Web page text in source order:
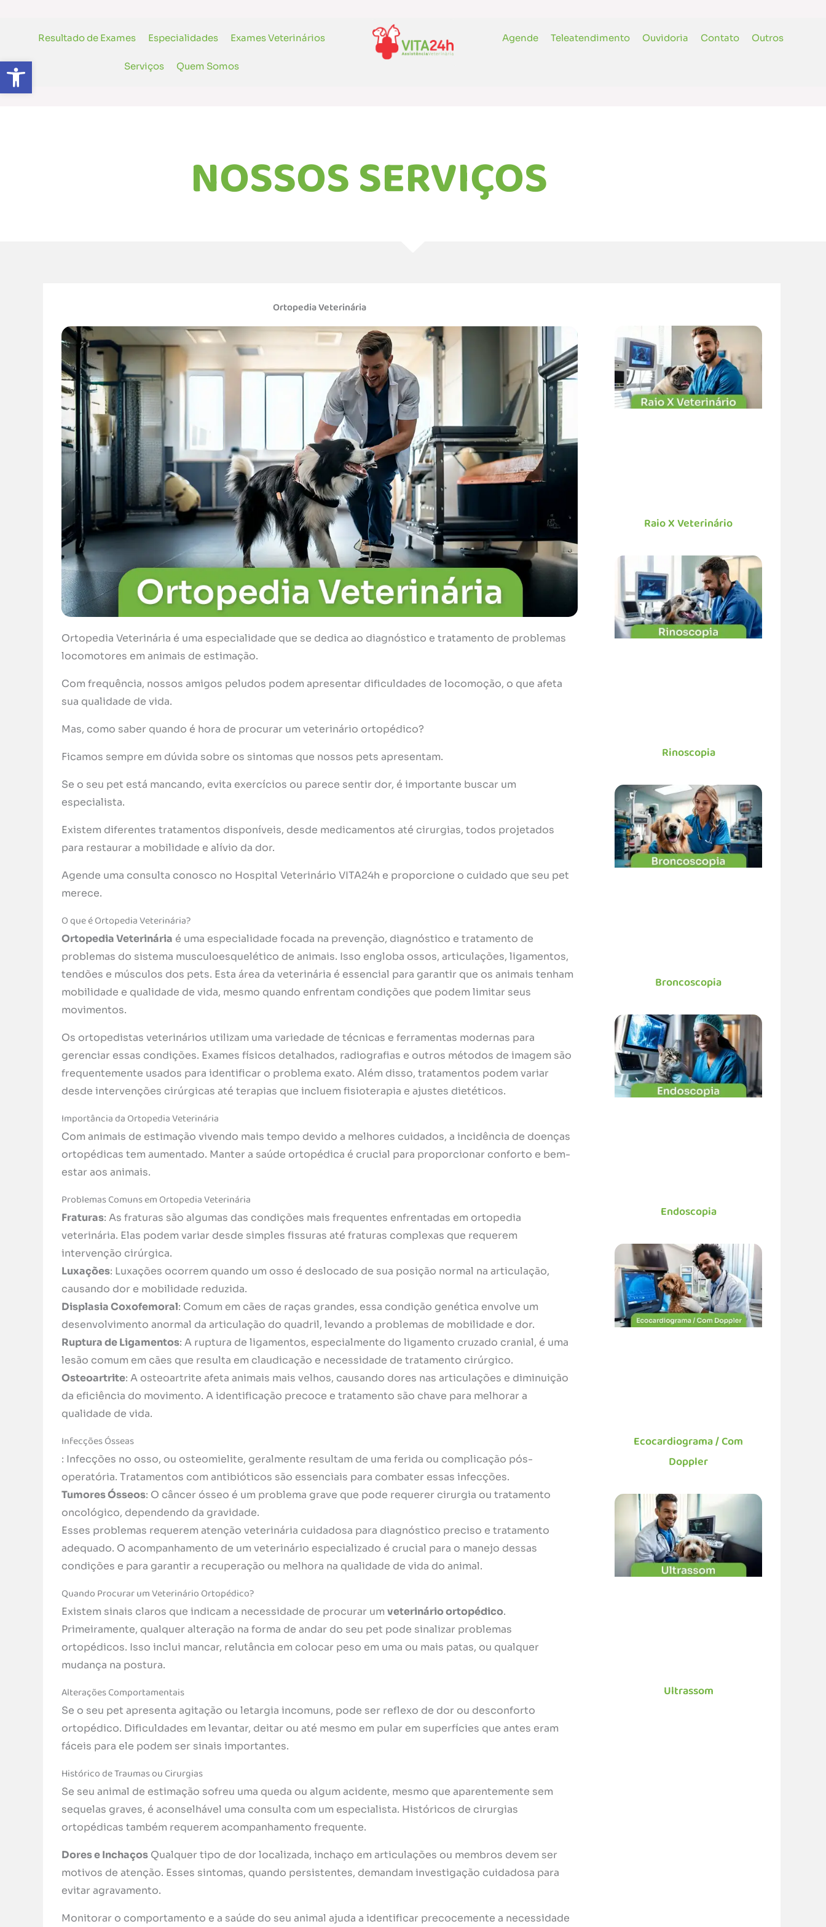
Resultado de Exames Especialidades Exames Veterinários
Serviços Quem Somos
Agende Teleatendimento Ouvidoria Contato Outros
NOSSOS SERVIÇOS
Ortopedia Veterinária
Ortopedia Veterinária é uma especialidade que se dedica ao diagnóstico e tratamento de problemas
locomotores em animais de estimação.
Com frequência, nossos amigos peludos podem apresentar dificuldades de locomoção, o que afeta
sua qualidade de vida.
Mas, como saber quando é hora de procurar um veterinário ortopédico?
Ficamos sempre em dúvida sobre os sintomas que nossos pets apresentam.
Se o seu pet está mancando, evita exercícios ou parece sentir dor, é importante buscar um
especialista.
Existem diferentes tratamentos disponíveis, desde medicamentos até cirurgias, todos projetados
para restaurar a mobilidade e alívio da dor.
Agende uma consulta conosco no Hospital Veterinário VITA24h e proporcione o cuidado que seu pet
merece.
O que é Ortopedia Veterinária?
Ortopedia Veterinária é uma especialidade focada na prevenção, diagnóstico e tratamento de
problemas do sistema musculoesquelético de animais. Isso engloba ossos, articulações, ligamentos,
tendões e músculos dos pets. Esta área da veterinária é essencial para garantir que os animais tenham
mobilidade e qualidade de vida, mesmo quando enfrentam condições que podem limitar seus
movimentos.
Os ortopedistas veterinários utilizam uma variedade de técnicas e ferramentas modernas para
gerenciar essas condições. Exames físicos detalhados, radiografias e outros métodos de imagem são
frequentemente usados para identificar o problema exato. Além disso, tratamentos podem variar
desde intervenções cirúrgicas até terapias que incluem fisioterapia e ajustes dietéticos.
Importância da Ortopedia Veterinária
Com animais de estimação vivendo mais tempo devido a melhores cuidados, a incidência de doenças
ortopédicas tem aumentado. Manter a saúde ortopédica é crucial para proporcionar conforto e bem-
estar aos animais.
Problemas Comuns em Ortopedia Veterinária
Fraturas: As fraturas são algumas das condições mais frequentes enfrentadas em ortopedia
veterinária. Elas podem variar desde simples fissuras até fraturas complexas que requerem
intervenção cirúrgica.
Luxações: Luxações ocorrem quando um osso é deslocado de sua posição normal na articulação,
causando dor e mobilidade reduzida.
Displasia Coxofemoral: Comum em cães de raças grandes, essa condição genética envolve um
desenvolvimento anormal da articulação do quadril, levando a problemas de mobilidade e dor.
Ruptura de Ligamentos: A ruptura de ligamentos, especialmente do ligamento cruzado cranial, é uma
lesão comum em cães que resulta em claudicação e necessidade de tratamento cirúrgico.
Osteoartrite: A osteoartrite afeta animais mais velhos, causando dores nas articulações e diminuição
da eficiência do movimento. A identificação precoce e tratamento são chave para melhorar a
qualidade de vida.
Infecções Ósseas
: Infecções no osso, ou osteomielite, geralmente resultam de uma ferida ou complicação pós-
operatória. Tratamentos com antibióticos são essenciais para combater essas infecções.
Tumores Ósseos: O câncer ósseo é um problema grave que pode requerer cirurgia ou tratamento
oncológico, dependendo da gravidade.
Esses problemas requerem atenção veterinária cuidadosa para diagnóstico preciso e tratamento
adequado. O acompanhamento de um veterinário especializado é crucial para o manejo dessas
condições e para garantir a recuperação ou melhora na qualidade de vida do animal.
Quando Procurar um Veterinário Ortopédico?
Existem sinais claros que indicam a necessidade de procurar um veterinário ortopédico.
Primeiramente, qualquer alteração na forma de andar do seu pet pode sinalizar problemas
ortopédicos. Isso inclui mancar, relutância em colocar peso em uma ou mais patas, ou qualquer
mudança na postura.
Alterações Comportamentais
Se o seu pet apresenta agitação ou letargia incomuns, pode ser reflexo de dor ou desconforto
ortopédico. Dificuldades em levantar, deitar ou até mesmo em pular em superfícies que antes eram
fáceis para ele podem ser sinais importantes.
Histórico de Traumas ou Cirurgias
Se seu animal de estimação sofreu uma queda ou algum acidente, mesmo que aparentemente sem
sequelas graves, é aconselhável uma consulta com um especialista. Históricos de cirurgias
ortopédicas também requerem acompanhamento frequente.
Dores e Inchaços Qualquer tipo de dor localizada, inchaço em articulações ou membros devem ser
motivos de atenção. Esses sintomas, quando persistentes, demandam investigação cuidadosa para
evitar agravamento.
Monitorar o comportamento e a saúde do seu animal ajuda a identificar precocemente a necessidade
Raio X Veterinário
Rinoscopia
Broncoscopia
Endoscopia
Ecocardiograma / Com
Doppler
Ultrassom
Abrir a barra de ferramentas